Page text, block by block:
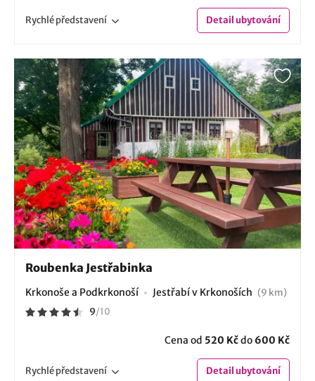
Rychlépředstavení Detailubytování
Roubenka Jestřabinka
Krkonoše a Podkrkonoší Jestřabí v Krkonoších (9 km)
9/10
Cena od 520 Kčdo 600 Kč
Rychlépředstavení Detailubytování